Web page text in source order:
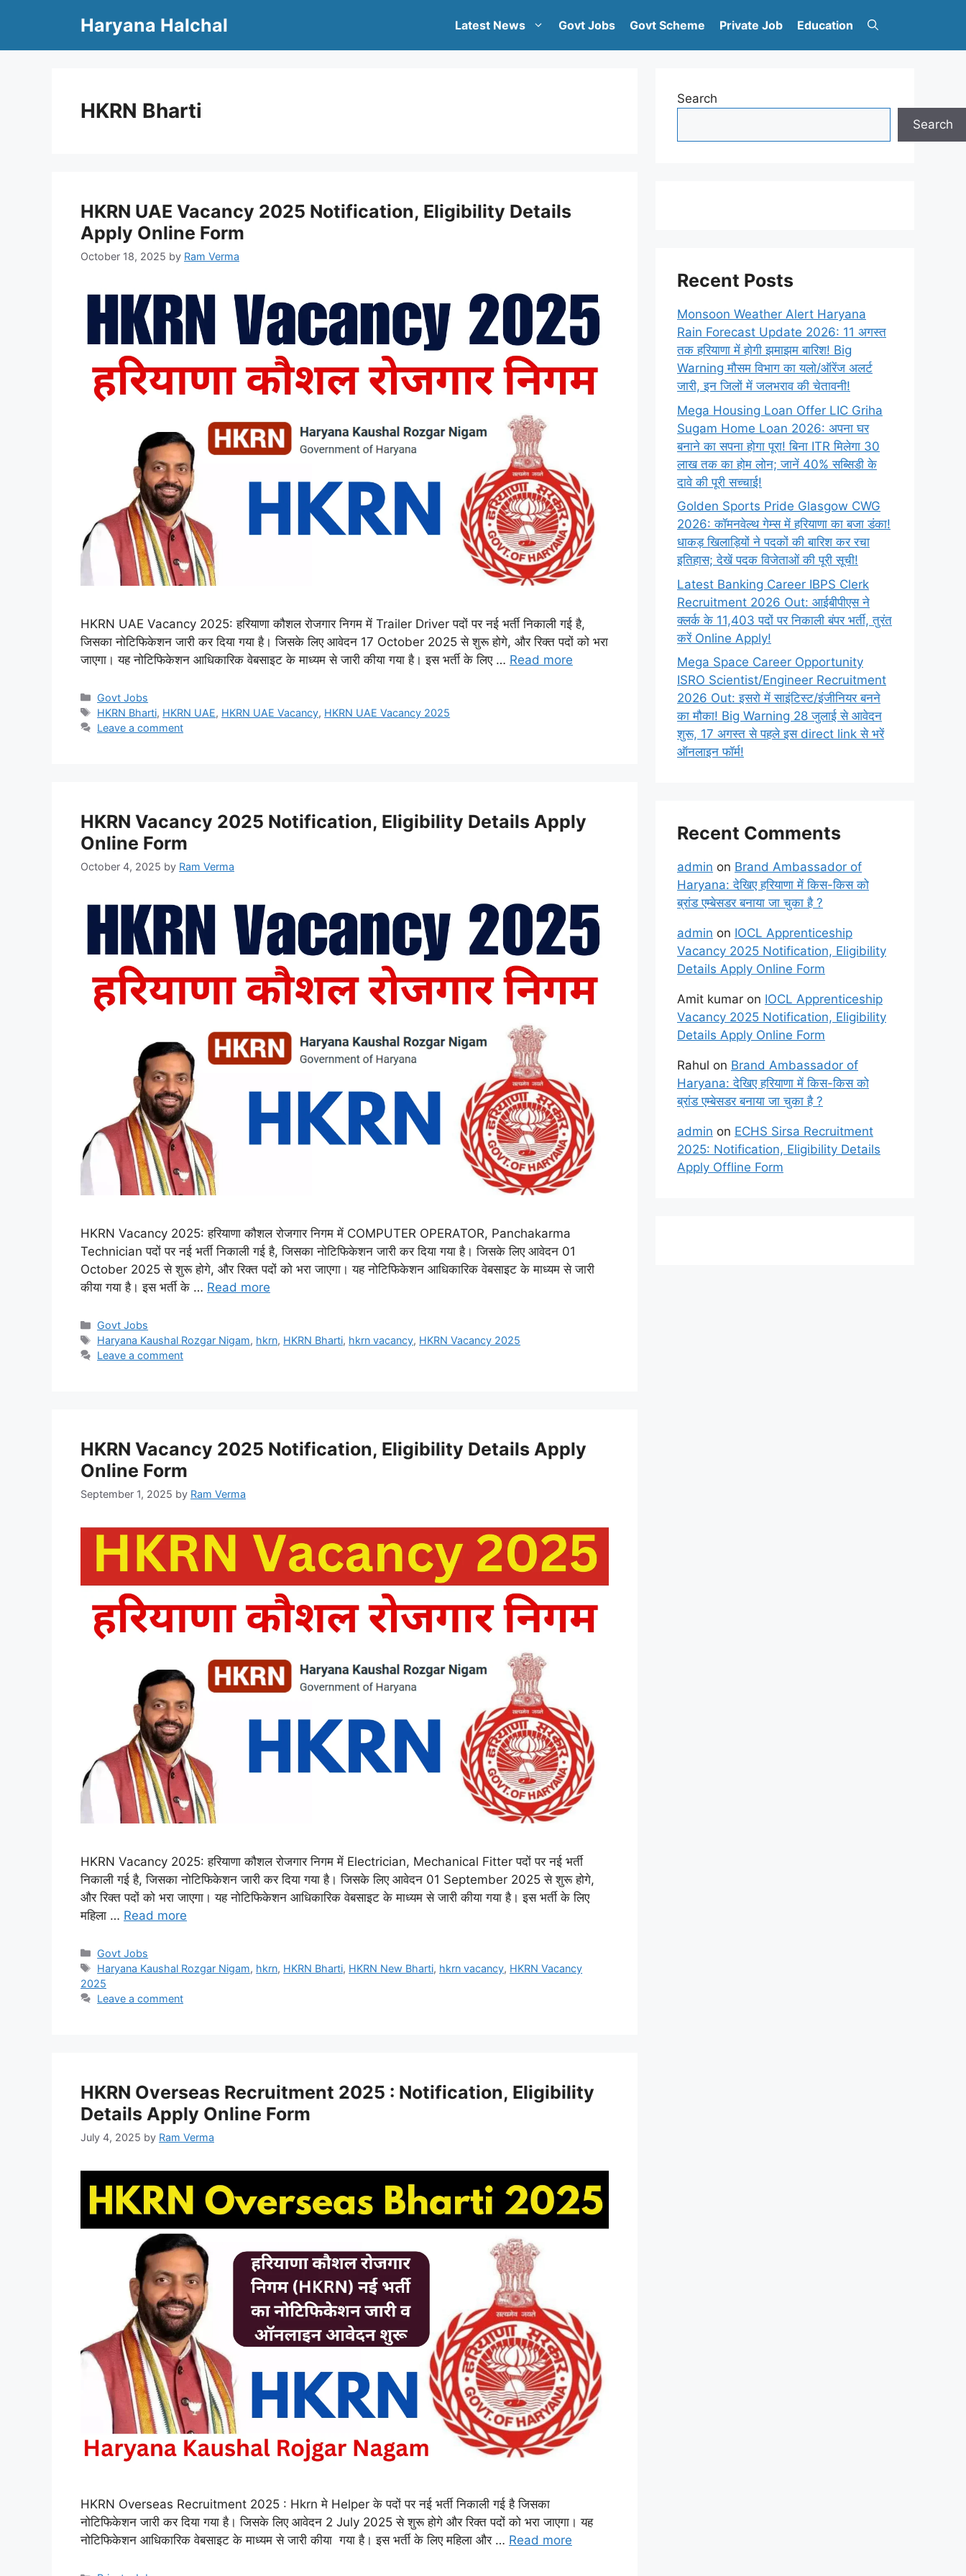
Haryana Halchal Latest News Govt Jobs Govt Scheme Private Job Education
HKRN Bharti
HKRN UAE Vacancy 2025 Notification, Eligibility Details
Apply Online Form
October 18, 2025 by Ram Verma
HKRN UAE Vacancy 2025: हरियाणा कौशल रोजगार निगम में Trailer Driver पदों पर नई भर्ती निकाली गई है,
जिसका नोटिफिकेशन जारी कर दिया गया है। जिसके लिए आवेदन 17 October 2025 से शुरू होगे, और रिक्त पदों को भरा
जाएगा। यह नोटिफिकेशन आधिकारिक वेबसाइट के माध्यम से जारी कीया गया है। इस भर्ती के लिए … Read more
Categories
Govt Jobs
Tags
HKRN Bharti, HKRN UAE, HKRN UAE Vacancy, HKRN UAE Vacancy 2025
Leave a comment
HKRN Vacancy 2025 Notification, Eligibility Details Apply
Online Form
October 4, 2025 by Ram Verma
HKRN Vacancy 2025: हरियाणा कौशल रोजगार निगम में COMPUTER OPERATOR, Panchakarma
Technician पदों पर नई भर्ती निकाली गई है, जिसका नोटिफिकेशन जारी कर दिया गया है। जिसके लिए आवेदन 01
October 2025 से शुरू होगे, और रिक्त पदों को भरा जाएगा। यह नोटिफिकेशन आधिकारिक वेबसाइट के माध्यम से जारी
कीया गया है। इस भर्ती के … Read more
Categories
Govt Jobs
Tags
Haryana Kaushal Rozgar Nigam, hkrn, HKRN Bharti, hkrn vacancy, HKRN Vacancy 2025
Leave a comment
HKRN Vacancy 2025 Notification, Eligibility Details Apply
Online Form
September 1, 2025 by Ram Verma
HKRN Vacancy 2025: हरियाणा कौशल रोजगार निगम में Electrician, Mechanical Fitter पदों पर नई भर्ती
निकाली गई है, जिसका नोटिफिकेशन जारी कर दिया गया है। जिसके लिए आवेदन 01 September 2025 से शुरू होगे,
और रिक्त पदों को भरा जाएगा। यह नोटिफिकेशन आधिकारिक वेबसाइट के माध्यम से जारी कीया गया है। इस भर्ती के लिए
महिला … Read more
Categories
Govt Jobs
Tags
Haryana Kaushal Rozgar Nigam, hkrn, HKRN Bharti, HKRN New Bharti, hkrn vacancy, HKRN Vacancy
2025
Leave a comment
HKRN Overseas Recruitment 2025 : Notification, Eligibility
Details Apply Online Form
July 4, 2025 by Ram Verma
HKRN Overseas Recruitment 2025 : Hkrn मे Helper के पदों पर नई भर्ती निकाली गई है जिसका
नोटिफिकेशन जारी कर दिया गया है। जिसके लिए आवेदन 2 July 2025 से शुरू होगे और रिक्त पदों को भरा जाएगा। यह
नोटिफिकेशन आधिकारिक वेबसाइट के माध्यम से जारी कीया गया है। इस भर्ती के लिए महिला और … Read more
Search
Search
Recent Posts
Monsoon Weather Alert Haryana
Rain Forecast Update 2026: 11 अगस्त
तक हरियाणा में होगी झमाझम बारिश! Big
Warning मौसम विभाग का यलो/ऑरेंज अलर्ट
जारी, इन जिलों में जलभराव की चेतावनी!
Mega Housing Loan Offer LIC Griha
Sugam Home Loan 2026: अपना घर
बनाने का सपना होगा पूरा! बिना ITR मिलेगा 30
लाख तक का होम लोन; जानें 40% सब्सिडी के
दावे की पूरी सच्चाई!
Golden Sports Pride Glasgow CWG
2026: कॉमनवेल्थ गेम्स में हरियाणा का बजा डंका!
धाकड़ खिलाड़ियों ने पदकों की बारिश कर रचा
इतिहास; देखें पदक विजेताओं की पूरी सूची!
Latest Banking Career IBPS Clerk
Recruitment 2026 Out: आईबीपीएस ने
क्लर्क के 11,403 पदों पर निकाली बंपर भर्ती, तुरंत
करें Online Apply!
Mega Space Career Opportunity
ISRO Scientist/Engineer Recruitment
2026 Out: इसरो में साइंटिस्ट/इंजीनियर बनने
का मौका! Big Warning 28 जुलाई से आवेदन
शुरू, 17 अगस्त से पहले इस direct link से भरें
ऑनलाइन फॉर्म!
Recent Comments
admin on Brand Ambassador of
Haryana: देखिए हरियाणा में किस-किस को
ब्रांड एम्बेसडर बनाया जा चुका है ?
admin on IOCL Apprenticeship
Vacancy 2025 Notification, Eligibility
Details Apply Online Form
Amit kumar on IOCL Apprenticeship
Vacancy 2025 Notification, Eligibility
Details Apply Online Form
Rahul on Brand Ambassador of
Haryana: देखिए हरियाणा में किस-किस को
ब्रांड एम्बेसडर बनाया जा चुका है ?
admin on ECHS Sirsa Recruitment
2025: Notification, Eligibility Details
Apply Offline Form